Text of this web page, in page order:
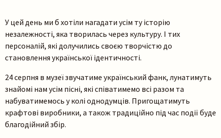
У цей день ми б хотіли нагадати усім ту історію
незалежності, яка творилась через культуру. І тих
персоналій, які долучились своєю творчістю до
становлення української ідентичності.
24 серпня в музеї звучатиме український фанк, лунатимуть
знайомі нам усім пісні, які співатимемо всі разом та
набуватимемось у колі однодумців. Пригощатимуть
крафтові виробники, а також традиційно під час події буде
благодійний збір.